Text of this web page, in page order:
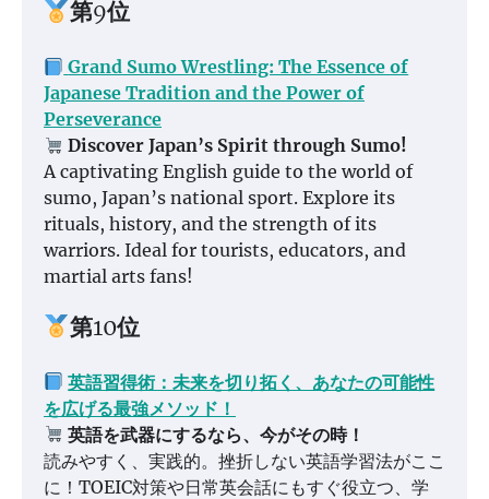
第9位
Grand Sumo Wrestling: The Essence of
Japanese Tradition and the Power of
Perseverance
Discover Japan’s Spirit through Sumo!
A captivating English guide to the world of
sumo, Japan’s national sport. Explore its
rituals, history, and the strength of its
warriors. Ideal for tourists, educators, and
martial arts fans!
第10位
英語習得術：未来を切り拓く、あなたの可能性
を広げる最強メソッド！
英語を武器にするなら、今がその時！
読みやすく、実践的。挫折しない英語学習法がここ
に！TOEIC対策や日常英会話にもすぐ役立つ、学